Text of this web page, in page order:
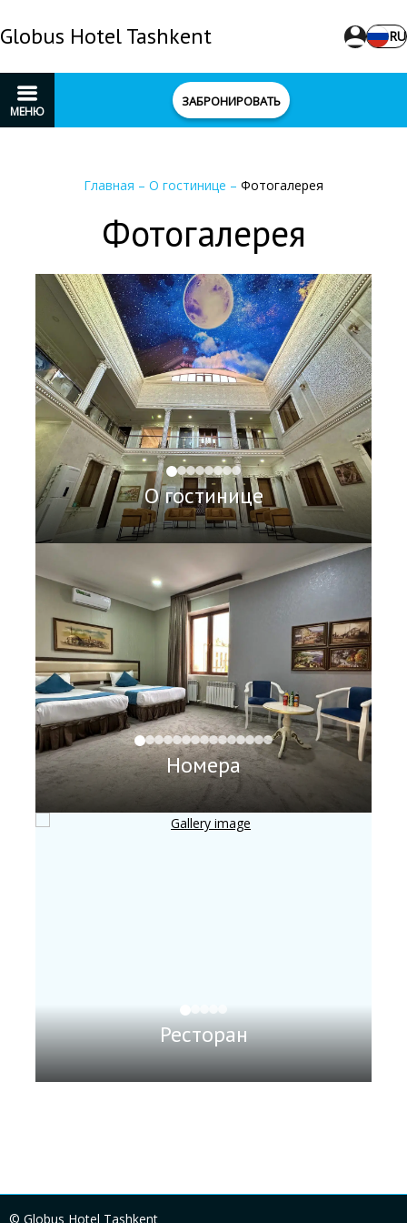
Globus Hotel Tashkent RU
МЕНЮ
ЗАБРОНИРОВАТЬ
Главная – О гостинице – Фотогалерея
Фотогалерея
О гостинице
Номера
Ресторан
© Globus Hotel Tashkent